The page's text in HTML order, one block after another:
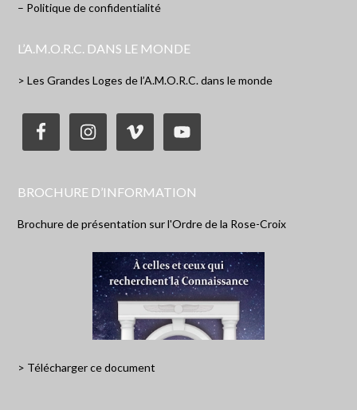
– Politique de confidentialité
L’A.M.O.R.C. DANS LE MONDE
> Les Grandes Loges de l’A.M.O.R.C. dans le monde
BROCHURE D’INFORMATION
Brochure de présentation sur l'Ordre de la Rose-Croix
> Télécharger ce document